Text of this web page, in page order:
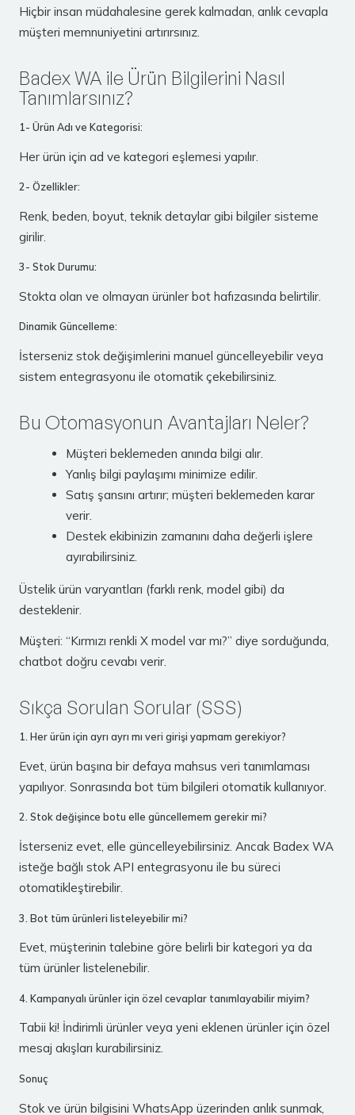
Hiçbir insan müdahalesine gerek kalmadan, anlık cevapla
müşteri memnuniyetini artırırsınız.
Badex WA ile Ürün Bilgilerini Nasıl
Tanımlarsınız?
1- Ürün Adı ve Kategorisi:
Her ürün için ad ve kategori eşlemesi yapılır.
2- Özellikler:
Renk, beden, boyut, teknik detaylar gibi bilgiler sisteme
girilir.
3- Stok Durumu:
Stokta olan ve olmayan ürünler bot hafızasında belirtilir.
Dinamik Güncelleme:
İsterseniz stok değişimlerini manuel güncelleyebilir veya
sistem entegrasyonu ile otomatik çekebilirsiniz.
Bu Otomasyonun Avantajları Neler?
Müşteri beklemeden anında bilgi alır.
Yanlış bilgi paylaşımı minimize edilir.
Satış şansını artırır; müşteri beklemeden karar
verir.
Destek ekibinizin zamanını daha değerli işlere
ayırabilirsiniz.
Üstelik ürün varyantları (farklı renk, model gibi) da
desteklenir.
Müşteri: “Kırmızı renkli X model var mı?” diye sorduğunda,
chatbot doğru cevabı verir.
Sıkça Sorulan Sorular (SSS)
1. Her ürün için ayrı ayrı mı veri girişi yapmam gerekiyor?
Evet, ürün başına bir defaya mahsus veri tanımlaması
yapılıyor. Sonrasında bot tüm bilgileri otomatik kullanıyor.
2. Stok değişince botu elle güncellemem gerekir mi?
İsterseniz evet, elle güncelleyebilirsiniz. Ancak Badex WA
isteğe bağlı stok API entegrasyonu ile bu süreci
otomatikleştirebilir.
3. Bot tüm ürünleri listeleyebilir mi?
Evet, müşterinin talebine göre belirli bir kategori ya da
tüm ürünler listelenebilir.
4. Kampanyalı ürünler için özel cevaplar tanımlayabilir miyim?
Tabii ki! İndirimli ürünler veya yeni eklenen ürünler için özel
mesaj akışları kurabilirsiniz.
Sonuç
Stok ve ürün bilgisini WhatsApp üzerinden anlık sunmak,